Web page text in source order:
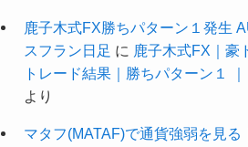
鹿子木式FX勝ちパターン１発生
スフラン日足 に 鹿子木式FX｜豪
トレード結果｜勝ちパターン１
より
マタフ(MATAF)で通貨強弱を見